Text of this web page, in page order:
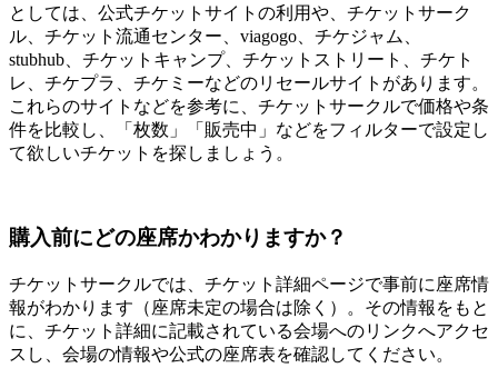
としては、公式チケットサイトの利用や、チケットサーク
ル、チケット流通センター、viagogo、チケジャム、
stubhub、チケットキャンプ、チケットストリート、チケト
レ、チケプラ、チケミーなどのリセールサイトがあります。
これらのサイトなどを参考に、チケットサークルで価格や条
件を比較し、「枚数」「販売中」などをフィルターで設定し
て欲しいチケットを探しましょう。
購入前にどの座席かわかりますか？
チケットサークルでは、チケット詳細ページで事前に座席情
報がわかります（座席未定の場合は除く）。その情報をもと
に、チケット詳細に記載されている会場へのリンクへアクセ
スし、会場の情報や公式の座席表を確認してください。